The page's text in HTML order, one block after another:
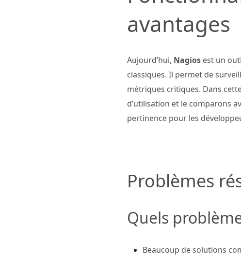
avantages
Aujourd’hui, Nagios est un
classiques. Il permet de
métriques critiques. Dans
d’utilisation et le comparons
pertinence pour les
Problèmes
Quels
Beaucoup de solutions